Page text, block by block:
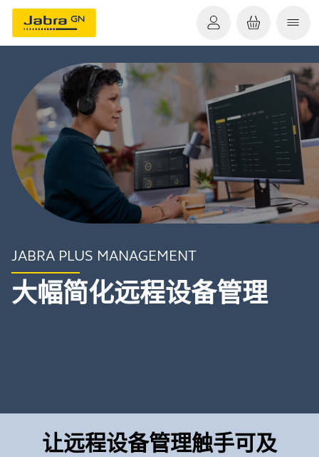
JABRA PLUS MANAGEMENT
大幅简化远程设备管理
让远程设备管理触手可及